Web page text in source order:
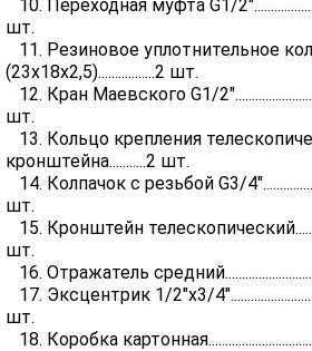
10. Переходная муфта G1/
шт.
11. Резиновое уплотнительное
(23х18х2,5).................2 шт.
12. Кран Маевского G1/
шт.
13. Кольцо крепления
кронштейна...........2 шт.
14. Колпачок с резьбой G3/
шт.
15. Кронштейн
шт.
16. Отражатель
17. Эксцентрик 1/2"х3/
шт.
18. Коробка